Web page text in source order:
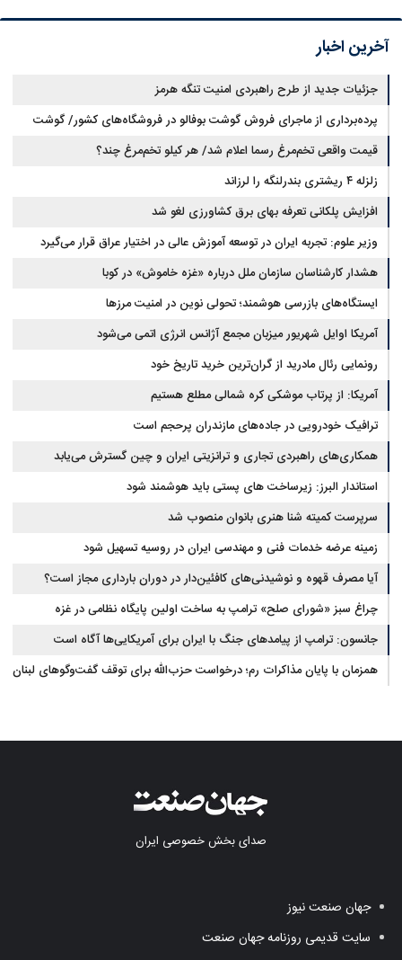
آخرین اخبار
جزئیات جدید از طرح راهبردی امنیت تنگه هرمز
پرده‌برداری از ماجرای فروش گوشت بوفالو در فروشگاه‌های کشور/ گوشت
بوفالو از کجا وارد می‌شود؟/ هر کیلو بوفالو با چه قیمتی به فروش می‌رود؟
قیمت واقعی تخم‌مرغ رسما اعلام شد/ هر کیلو تخم‌مرغ چند؟
زلزله ۴ ریشتری بندرلنگه را لرزاند
افزایش پلکانی تعرفه بهای برق کشاورزی لغو شد
وزیر علوم: تجربه ایران در توسعه آموزش عالی در اختیار عراق قرار می‌گیرد
هشدار کارشناسان سازمان ملل درباره «غزه‌ خاموش» در کوبا
ایستگاه‌های بازرسی هوشمند؛ تحولی نوین در امنیت مرزها
آمریکا اوایل شهریور میزبان مجمع آژانس انرژی اتمی می‌شود
رونمایی رئال مادرید از گران‌ترین خرید تاریخ خود
آمریکا: از پرتاب موشکی کره شمالی مطلع هستیم
ترافیک خودرویی در جاده‌های مازندران پرحجم است
همکاری‌های راهبردی تجاری و ترانزیتی ایران و چین گسترش می‌یابد
استاندار البرز: زیرساخت های پستی باید هوشمند شود
سرپرست کمیته شنا هنری بانوان منصوب شد
زمینه عرضه خدمات فنی و مهندسی ایران در روسیه تسهیل شود
آیا مصرف قهوه و نوشیدنی‌های کافئین‌دار در دوران بارداری مجاز است؟
چراغ سبز «شورای صلح» ترامپ به ساخت اولین پایگاه نظامی در غزه
جانسون: ترامپ از پیامدهای جنگ با ایران برای آمریکایی‌ها آگاه است
همزمان با پایان مذاکرات رم؛ درخواست حزب‌الله برای توقف گفت‌وگوهای لبنان
صدای بخش خصوصی ایران
جهان صنعت نیوز
سایت قدیمی روزنامه جهان صنعت